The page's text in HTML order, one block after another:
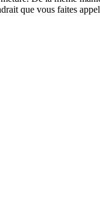
que vous faites